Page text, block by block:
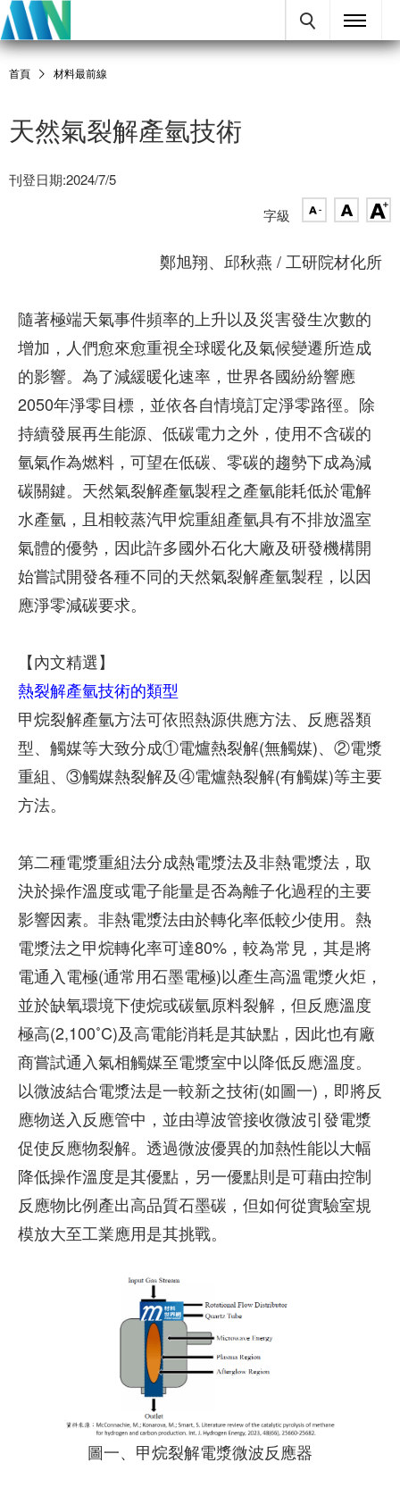
首頁 材料最前線
天然氣裂解產氫技術
刊登日期:2024/7/5
字級
鄭旭翔、邱秋燕 / 工研院材化所
隨著極端天氣事件頻率的上升以及災害發生次數的
增加，人們愈來愈重視全球暖化及氣候變遷所造成
的影響。為了減緩暖化速率，世界各國紛紛響應
2050年淨零目標，並依各自情境訂定淨零路徑。除
持續發展再生能源、低碳電力之外，使用不含碳的
氫氣作為燃料，可望在低碳、零碳的趨勢下成為減
碳關鍵。天然氣裂解產氫製程之產氫能耗低於電解
水產氫，且相較蒸汽甲烷重組產氫具有不排放溫室
氣體的優勢，因此許多國外石化大廠及研發機構開
始嘗試開發各種不同的天然氣裂解產氫製程，以因
應淨零減碳要求。
【內文精選】
熱裂解產氫技術的類型
甲烷裂解產氫方法可依照熱源供應方法、反應器類
型、觸媒等大致分成①電爐熱裂解(無觸媒)、②電漿
重組、③觸媒熱裂解及④電爐熱裂解(有觸媒)等主要
方法。
第二種電漿重組法分成熱電漿法及非熱電漿法，取
決於操作溫度或電子能量是否為離子化過程的主要
影響因素。非熱電漿法由於轉化率低較少使用。熱
電漿法之甲烷轉化率可達80%，較為常見，其是將
電通入電極(通常用石墨電極)以產生高溫電漿火炬，
並於缺氧環境下使烷或碳氫原料裂解，但反應溫度
極高(2,100˚C)及高電能消耗是其缺點，因此也有廠
商嘗試通入氣相觸媒至電漿室中以降低反應溫度。
以微波結合電漿法是一較新之技術(如圖一)，即將反
應物送入反應管中，並由導波管接收微波引發電漿
促使反應物裂解。透過微波優異的加熱性能以大幅
降低操作溫度是其優點，另一優點則是可藉由控制
反應物比例產出高品質石墨碳，但如何從實驗室規
模放大至工業應用是其挑戰。
圖一、甲烷裂解電漿微波反應器